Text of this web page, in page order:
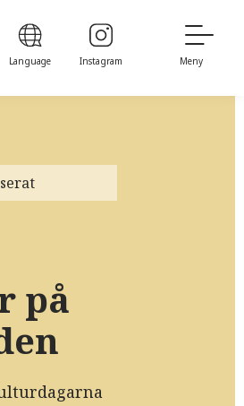
Language Instagram Meny
på